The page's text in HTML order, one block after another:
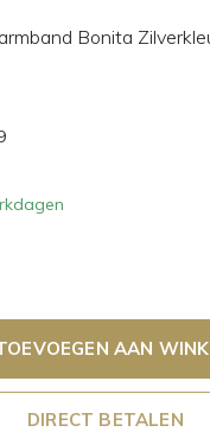
Bonita
AAN
DIRECT BETALEN